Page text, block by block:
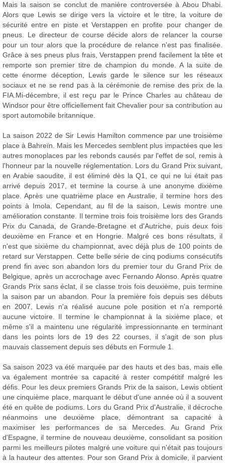
Mais la saison se conclut de manière controversée à Abou Dhabi.
Alors que Lewis se dirige vers la victoire et le titre, la voiture de
sécurité entre en piste et Verstappen en profite pour changer de
pneus. Le directeur de course décide alors de relancer la course
pour un tour alors que la procédure de relance n'est pas finalisée.
Grâce à ses pneus plus frais, Verstappen prend facilement la tête et
remporte son premier titre de champion du monde. A la suite de
cette énorme déception, Lewis garde le silence sur les réseaux
sociaux et ne se rend pas à la cérémonie de remise des prix de la
FIA.Mi-décembre, il est reçu par le Prince Charles au château de
Windsor pour être officiellement fait Chevalier pour sa contribution au
sport automobile britannique.
La saison 2022 de Sir Lewis Hamilton commence par une troisième
place à Bahreïn. Mais les Mercedes semblent plus impactées que les
autres monoplaces par les rebonds causés par l'effet de sol, remis à
l'honneur par la nouvelle réglementation. Lors du Grand Prix suivant,
en Arabie saoudite, il est éliminé dès la Q1, ce qui ne lui était pas
arrivé depuis 2017, et termine la course à une anonyme dixième
place. Après une quatrième place en Australie, il termine hors des
points à Imola. Cependant, au fil de la saison, Lewis montre une
amélioration constante. Il termine trois fois troisième lors des Grands
Prix du Canada, de Grande-Bretagne et d'Autriche, puis deux fois
deuxième en France et en Hongrie. Malgré ces bons résultats, il
n'est que sixième du championnat, avec déjà plus de 100 points de
retard sur Verstappen. Cette belle série de cinq podiums consécutifs
prend fin avec son abandon lors du premier tour du Grand Prix de
Belgique, après un accrochage avec Fernando Alonso. Après quatre
Grands Prix sans éclat, il se classe trois fois deuxième, puis termine
la saison par un abandon. Pour la première fois depuis ses débuts
en 2007, Lewis n'a réalisé aucune pole position et n'a remporté
aucune victoire. Il termine le championnat à la sixième place, et
même s'il a maintenu une régularité impressionnante en terminant
dans les points lors de 19 des 22 courses, il s'agit de son plus
mauvais classement depuis ses débuts en Formule 1.
Sa saison 2023 va été marquée par des hauts et des bas, mais elle
va également montrée sa capacité à rester compétitif malgré les
défis. Pour les deux premiers Grands Prix de la saison, Lewis obtient
une cinquième place, marquant le début d'une année où il a souvent
été en quête de podiums. Lors du Grand Prix d'Australie, il décroche
néanmoins une deuxième place, démontrant sa capacité à
maximiser les performances de sa Mercedes. Au Grand Prix
d'Espagne, il termine de nouveau deuxième, consolidant sa position
parmi les meilleurs pilotes malgré une voiture qui n'était pas toujours
à la hauteur des attentes. Pour son Grand Prix à domicile, il parvient